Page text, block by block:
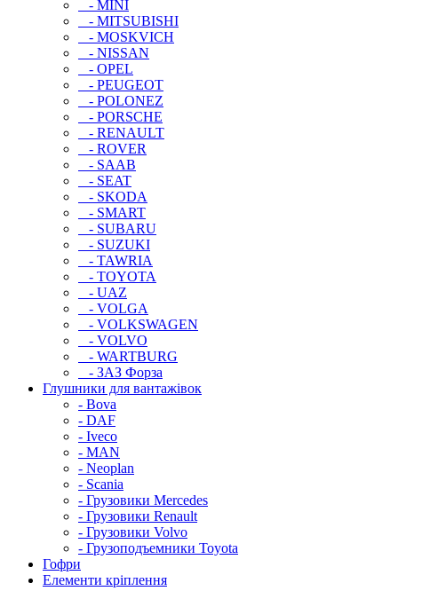
- MINI
- MITSUBISHI
- MOSKVICH
- NISSAN
- OPEL
- PEUGEOT
- POLONEZ
- PORSCHE
- RENAULT
- ROVER
- SAAB
- SEAT
- SKODA
- SMART
- SUBARU
- SUZUKI
- TAWRIA
- TOYOTA
- UAZ
- VOLGA
- VOLKSWAGEN
- VOLVO
- WARTBURG
- ЗАЗ Форза
Глушники для вантажівок
- Bova
- DAF
- Iveco
- MAN
- Neoplan
- Scania
- Грузовики Mercedes
- Грузовики Renault
- Грузовики Volvo
- Грузоподъемники Toyota
Гофри
Елементи кріплення